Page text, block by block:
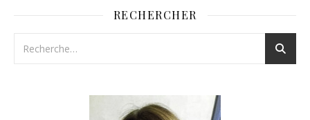
RECHERCHER